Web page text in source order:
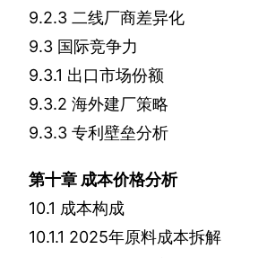
9.2.3 二线厂商差异化
9.3 国际竞争力
9.3.1 出口市场份额
9.3.2 海外建厂策略
9.3.3 专利壁垒分析
第十章 成本价格分析
10.1 成本构成
10.1.1 2025年原料成本拆解